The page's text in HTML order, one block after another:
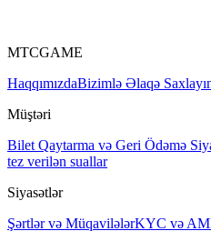
MTCGAME
HaqqımızdaBizimlə Əlaqə
Müştəri
Bilet Qaytarma və Geri Ödəmə
tez verilən suallar
Siyasətlər
Şərtlər və MüqavilələrKYC və